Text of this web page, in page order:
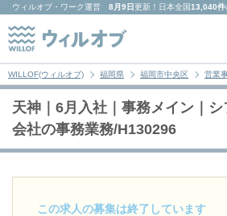
ウィルオブ・ワーク運営 8月9日更新！日本全国13,040件
WILLOF(ウィルオブ) 福岡県 福岡市中央区 営業
天神｜6月入社｜事務メイン｜
会社の事務業務/H130296
この求人の募集は終了しています